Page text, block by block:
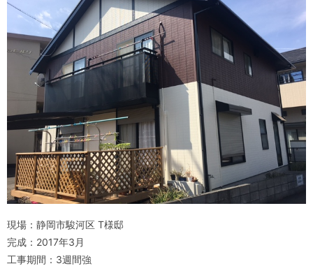
現場：静岡市駿河区 T様邸
完成：2017年3月
工事期間：3週間強